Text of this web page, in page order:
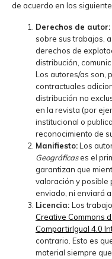
de acuerdo en los
Derechos de autor:
sobre sus trabajos,
derechos de
distribución,
Los autores/as son,
contractuales
distribución no
en la revista (por
institucional o
reconocimiento de
Manifiesto:Los
Geográficases el
garantizan que
valoración y posible
enviado, ni enviará
Licencia: Los
Creative Commons
CompartirIgual 4.0
contrario. Esto es
material siempre